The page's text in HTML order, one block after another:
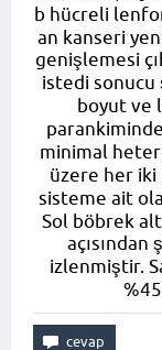
b hücreli
an kanseri
genişlemesi
istedi
boyut ve
minimal
üzere her iki
sisteme ait
Sol böbrek
izlenmiştir.